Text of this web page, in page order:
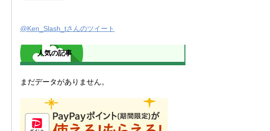
@Ken_Slash_tさんのツイート
人気の記事
まだデータがありません。